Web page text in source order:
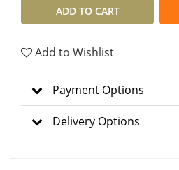
ADD TO CART
Add to Wishlist
Payment Options
Delivery Options